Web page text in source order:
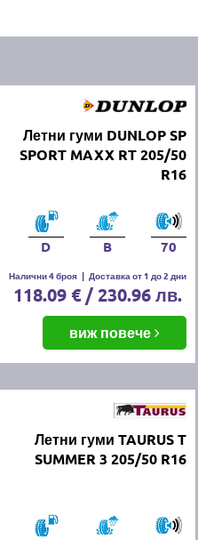
Летни гуми DUNLOP SP
SPORT MAXX RT 205/50
R16
D B 70
Налични 4 броя | Доставка от 1 до 2 дни
118.09 € / 230.96 лв.
виж повече
Летни гуми TAURUS T
SUMMER 3 205/50 R16